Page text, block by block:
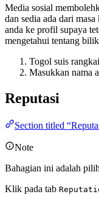
Media sosial
dan sedia ada dari
anda ke profil supaya
mengetahui tentang
Togol suis
Masukkan nama
Reputasi
Section titled
Note
Bahagian ini adalah
Klik pada tab